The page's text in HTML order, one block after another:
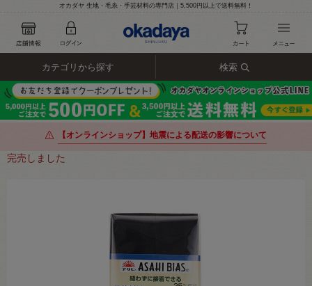
オカダヤ 生地・毛糸・手芸材料の専門店｜5,500円以上で送料無料！
カテゴリから探す 検索
【オンラインショップ】地震による配送の影響について
完売しました